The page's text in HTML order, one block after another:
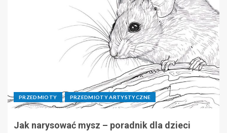
PRZEDMIOTY PRZEDMIOTY ARTYSTYCZNE
Jak narysować mysz – poradnik dla dzieci